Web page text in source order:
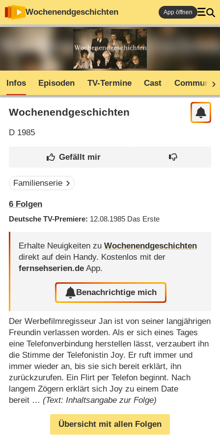
Wochenendgeschichten App öffnen
Infos Episoden TV-Termine Cast Community
Wochenendgeschichten
D1985
Familienserie
6Folgen
Deutsche TV-Premiere 12.08.1985 Das Erste
Erhalte Neuigkeiten zu Wochenendgeschichten
direkt auf dein Handy. Kostenlos mit der
fernsehserien.deApp.
Benachrichtige mich
Der Werbefilmregisseur Jan ist von seiner langjährigen
Freundin verlassen worden. Als er sich eines Tages
eine Telefonverbindung herstellen lässt, verzaubert ihn
die Stimme der Telefonistin Joy. Er ruft immer und
immer wieder an, bis sie sich bereit erklärt, ihn
zurückzurufen. Ein Flirt per Telefon beginnt. Nach
langem Zögern erklärt sich Joy zu einem Date
bereit … (Text: Inhaltsangabe zur Folge)
Übersicht mit allen Folgen